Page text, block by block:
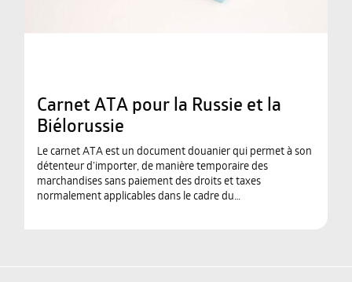
Carnet ATA pour la Russie et la
Biélorussie
Le carnet ATA est un document douanier qui permet à son
détenteur d’importer, de manière temporaire des
marchandises sans paiement des droits et taxes
normalement applicables dans le cadre du…